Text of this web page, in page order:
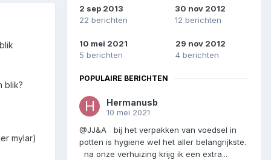
blik?
mylar)
2 sep 2013
22 berichten
30 nov 2012
12 berichten
10 mei 2021
5 berichten
29 nov 2012
4 berichten
POPULAIRE BERICHTEN
Hermanusb
10 mei 2021
@JJ&A bij het verpakken van voedsel in
potten is hygiene wel het aller belangrijkste.
na onze verhuizing krijg ik een extra...